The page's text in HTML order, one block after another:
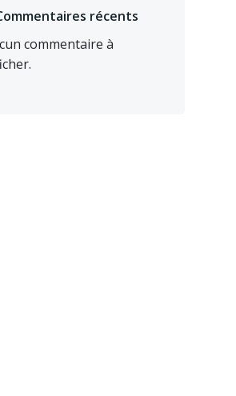
récents
commentaire à